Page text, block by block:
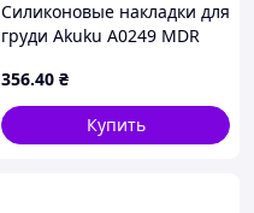
Силиконовые накладки для
груди Akuku A0249 MDR
356.40 ₴
Купить